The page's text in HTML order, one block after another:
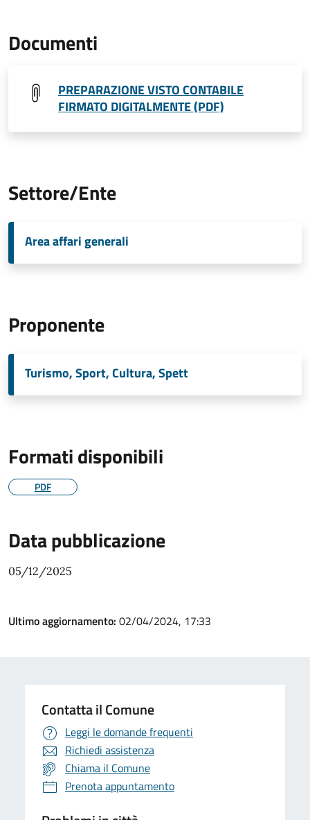
Documenti
PREPARAZIONE VISTO CONTABILE
FIRMATO DIGITALMENTE (PDF)
Settore/Ente
Area affari generali
Proponente
Turismo, Sport, Cultura, Spett
Formati disponibili
PDF
Data pubblicazione
05/12/2025
Ultimo aggiornamento: 02/04/2024, 17:33
Contatta il Comune
Leggi le domande frequenti
Richiedi assistenza
Chiama il Comune
Prenota appuntamento